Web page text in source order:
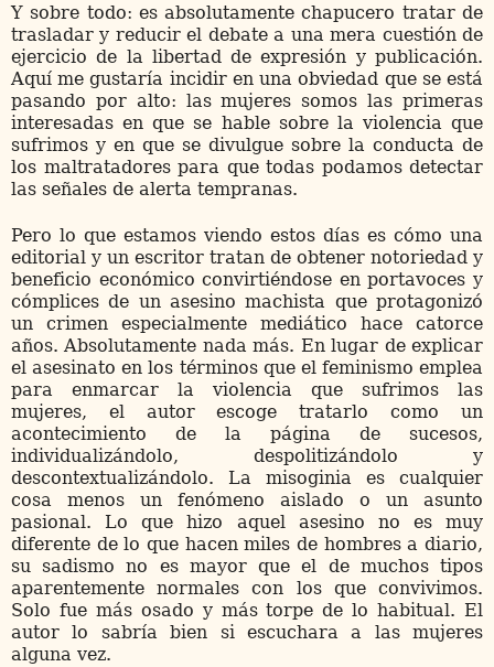
Y sobre todo: es absolutamente chapucero tratar de
trasladar y reducir el debate a una mera cuestión de
ejercicio de la libertad de expresión y publicación.
Aquí me gustaría incidir en una obviedad que se está
pasando por alto: las mujeres somos las primeras
interesadas en que se hable sobre la violencia que
sufrimos y en que se divulgue sobre la conducta de
los maltratadores para que todas podamos detectar
las señales de alerta tempranas.
Pero lo que estamos viendo estos días es cómo una
editorial y un escritor tratan de obtener notoriedad y
beneficio económico convirtiéndose en portavoces y
cómplices de un asesino machista que protagonizó
un crimen especialmente mediático hace catorce
años. Absolutamente nada más. En lugar de explicar
el asesinato en los términos que el feminismo emplea
para enmarcar la violencia que sufrimos las
mujeres, el autor escoge tratarlo como un
acontecimiento de la página de sucesos,
individualizándolo, despolitizándolo y
descontextualizándolo. La misoginia es cualquier
cosa menos un fenómeno aislado o un asunto
pasional. Lo que hizo aquel asesino no es muy
diferente de lo que hacen miles de hombres a diario,
su sadismo no es mayor que el de muchos tipos
aparentemente normales con los que convivimos.
Solo fue más osado y más torpe de lo habitual. El
autor lo sabría bien si escuchara a las mujeres
alguna vez.